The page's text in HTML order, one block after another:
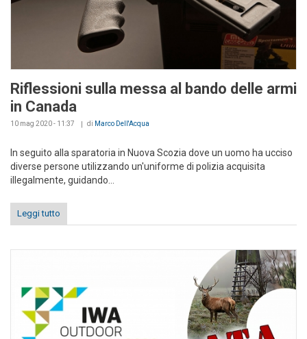
Riflessioni sulla messa al bando delle armi
in Canada
10 mag 2020 - 11:37 di Marco Dell'Acqua
In seguito alla sparatoria in Nuova Scozia dove un uomo ha ucciso
diverse persone utilizzando un'uniforme di polizia acquisita
illegalmente, guidando...
Leggi tutto